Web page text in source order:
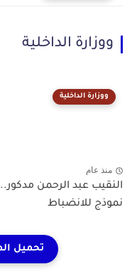
ووزارة الداخلية
ووزارة الداخلية
منذ عام
النقيب عبد الرحمن مدكور..
نموذج للانضباط